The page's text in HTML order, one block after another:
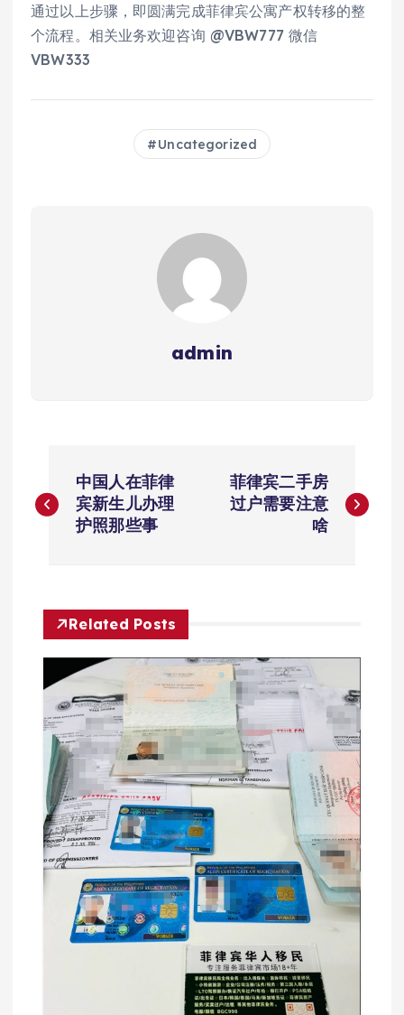
通过以上步骤，即圆满完成菲律宾公寓产权转移的整
个流程。相关业务欢迎咨询 @VBW777 微信
VBW333
Uncategorized
admin
章
航
中国人在菲律
宾新生儿办理
护照那些事
菲律宾二手房
过户需要注意
啥
Related Posts